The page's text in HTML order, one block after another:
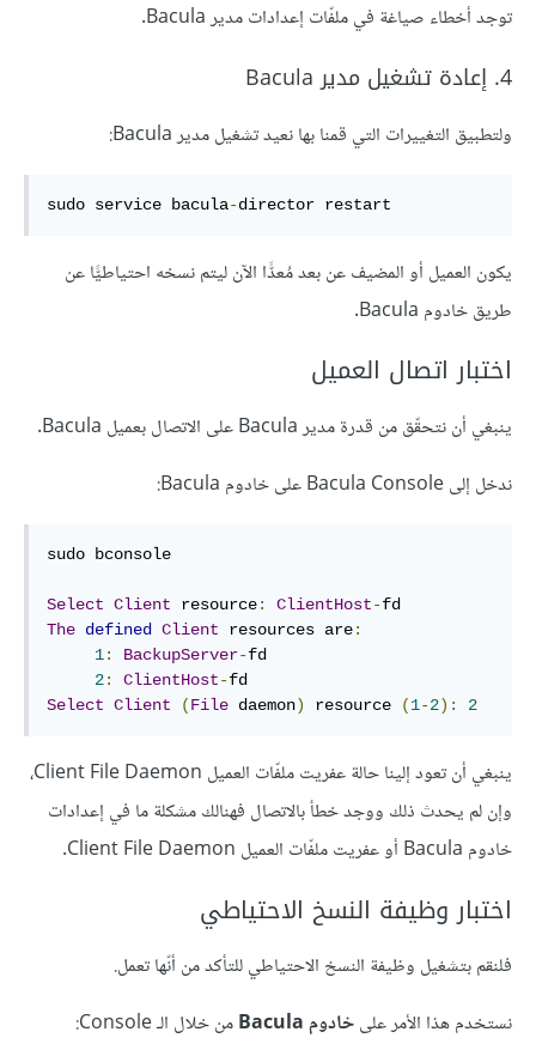
توجد أخطاء صياغة في ملفّات إعدادات مدير Bacula.
4. إعادة تشغيل مدير Bacula
ولتطبيق التغييرات التي قمنا بها نعيد تشغيل مدير Bacula:
sudo service bacula-director restart
يكون العميل أو المضيف عن بعد مُعدًّا الآن ليتم نسخه احتياطيًّا عن
طريق خادوم Bacula.
اختبار اتصال العميل
ينبغي أن نتحقّق من قدرة مدير Bacula على الاتصال بعميل Bacula.
ندخل إلى Bacula Console على خادوم Bacula:
sudo bconsole
Select Client resource: ClientHost-
The defined Client resources are:
1: BackupServer-fd
2: ClientHost-
Select Client (File daemon) resource (1-2): 2
ينبغي أن تعود إلينا حالة عفريت ملفّات العميل Client File Daemon،
وإن لم يحدث ذلك ووجد خطأ بالاتصال فهنالك مشكلة ما في إعدادات
خادوم Bacula أو عفريت ملفّات العميل Client File Daemon.
اختبار وظيفة النسخ الاحتياطي
فلنقم بتشغيل وظيفة النسخ الاحتياطي للتأكد من أنّها تعمل.
نستخدم هذا الأمر علىخادوم Bacula من خلال الـ Console: